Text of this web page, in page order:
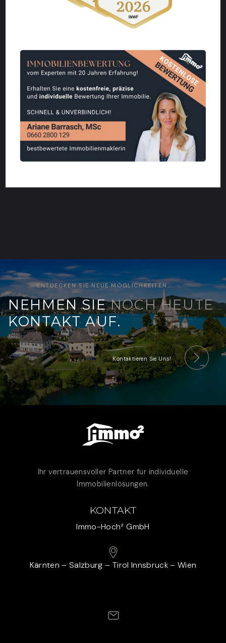
ENTDECKEN SIE NEUE MÖGLICHKEITEN
NEHMEN SIENOCH HEUTE
KONTAKT AUF.
Kontaktieren Sie Uns!
Ihr vertrauensvoller Partner für individuelle
Immobilienlösungen.
KONTAKT
Immo-Hoch² GmbH
Kärnten – Salzburg – Tirol Innsbruck – Wien